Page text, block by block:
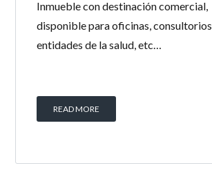
Inmueble con destinación comercial,
disponible para oficinas, consultorios,
entidades de la salud, etc…
READ MORE